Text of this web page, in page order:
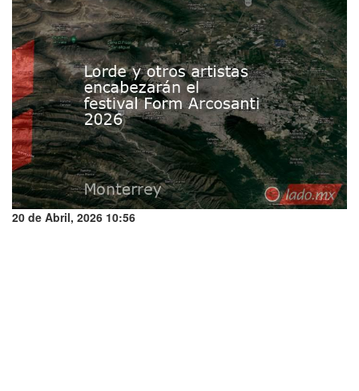
20 de Abril, 2026 10:56